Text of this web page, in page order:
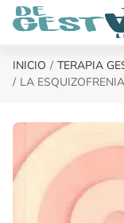
Saltar al contenido
INICIO
TERAPIA
LA